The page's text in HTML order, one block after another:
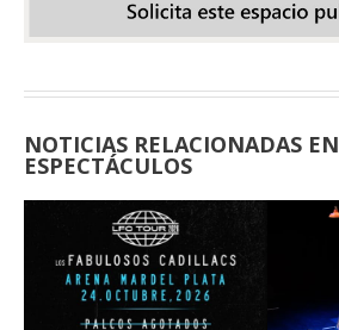
NOTICIAS RELACIONADAS EN
ESPECTÁCULOS